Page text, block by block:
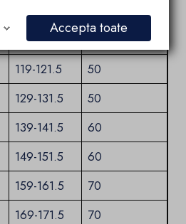
99-101.5
40
109-111.5
40
119-121.5
50
129-131.5
50
139-141.5
60
149-151.5
60
159-161.5
70
169-171.5
70
Accepta toate